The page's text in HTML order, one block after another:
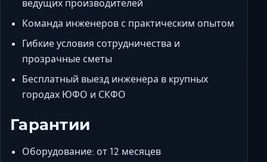
ведущих производителей
Команда инженеров с практическим опытом
Гибкие условия сотрудничества и
прозрачные сметы
Бесплатный выезд инженера в крупных
городах ЮФО и СКФО
Гарантии
Оборудование: от 12 месяцев